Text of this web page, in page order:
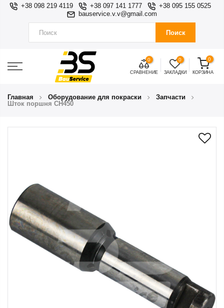
+38 098 219 4119 +38 097 141 1777
+38 095 155 0525
bauservice.v.v@gmail.com
Поиск
0
СРАВНЕНИЕ
0
ЗАКЛАДКИ
0
КОРЗИНА
Главная Оборудование для покраски
Запчасти
Шток поршня CH450